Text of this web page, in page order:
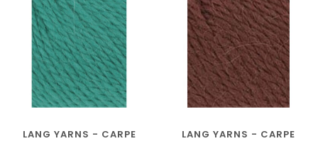
LANG YARNS - CARPE LANG YARNS - CARPE